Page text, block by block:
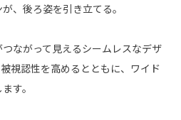
、後ろ姿を引き立てる。
ながって見えるシームレスなデザ
視認性を高めるとともに、ワイド
す。